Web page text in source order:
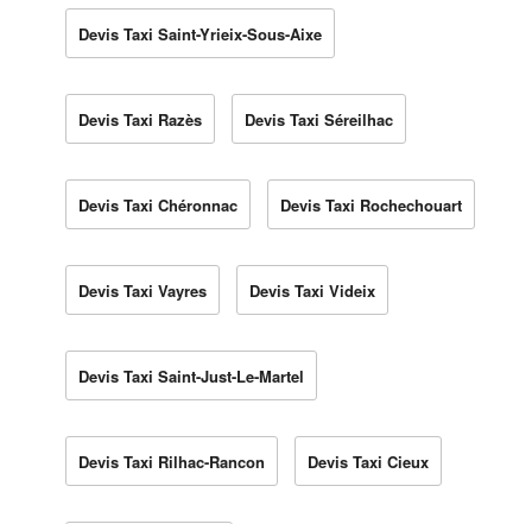
Devis Taxi Saint-Yrieix-Sous-Aixe
Devis Taxi Razès Devis Taxi Séreilhac
Devis Taxi Chéronnac Devis Taxi Rochechouart
Devis Taxi Vayres Devis Taxi Videix
Devis Taxi Saint-Just-Le-Martel
Devis Taxi Rilhac-Rancon Devis Taxi Cieux